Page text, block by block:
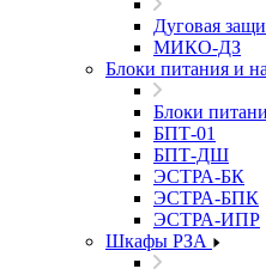
Дуговая
МИКО-ДЗ
Блоĸи питания и
Блоĸи
БПТ-01
БПТ-ДШ
ЭСТРА-БК
ЭСТРА-БПК
ЭСТРА-ИПР
Шкафы РЗА